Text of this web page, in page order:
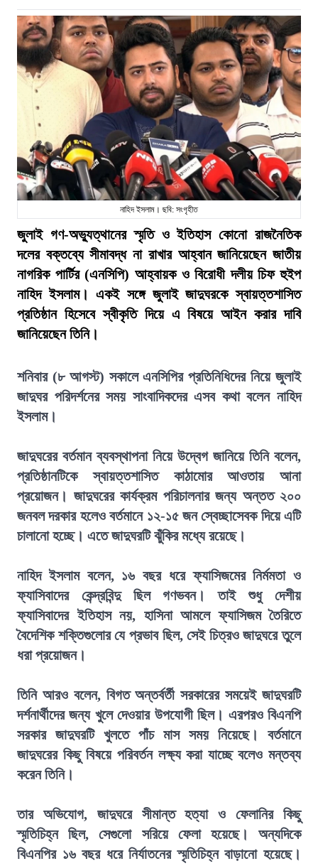
নাহিদ ইসলাম। ছবি: সংগৃহীত
জুলাই গণ-অভ্যুত্থানের স্মৃতি ও ইতিহাস কোনো রাজনৈতিক
দলের বক্তব্যে সীমাবদ্ধ না রাখার আহ্বান জানিয়েছেন জাতীয়
নাগরিক পার্টির (এনসিপি) আহ্বায়ক ও বিরোধী দলীয় চিফ হুইপ
নাহিদ ইসলাম। একই সঙ্গে জুলাই জাদুঘরকে স্বায়ত্তশাসিত
প্রতিষ্ঠান হিসেবে স্বীকৃতি দিয়ে এ বিষয়ে আইন করার দাবি
জানিয়েছেন তিনি।
শনিবার (৮ আগস্ট) সকালে এনসিপির প্রতিনিধিদের নিয়ে জুলাই
জাদুঘর পরিদর্শনের সময় সাংবাদিকদের এসব কথা বলেন নাহিদ
ইসলাম।
জাদুঘরের বর্তমান ব্যবস্থাপনা নিয়ে উদ্বেগ জানিয়ে তিনি বলেন,
প্রতিষ্ঠানটিকে স্বায়ত্তশাসিত কাঠামোর আওতায় আনা
প্রয়োজন। জাদুঘরের কার্যক্রম পরিচালনার জন্য অন্তত ২০০
জনবল দরকার হলেও বর্তমানে ১২-১৫ জন স্বেচ্ছাসেবক দিয়ে এটি
চালানো হচ্ছে। এতে জাদুঘরটি ঝুঁকির মধ্যে রয়েছে।
নাহিদ ইসলাম বলেন, ১৬ বছর ধরে ফ্যাসিজমের নির্মমতা ও
ফ্যাসিবাদের কেন্দ্রবিন্দু ছিল গণভবন। তাই শুধু দেশীয়
ফ্যাসিবাদের ইতিহাস নয়, হাসিনা আমলে ফ্যাসিজম তৈরিতে
বৈদেশিক শক্তিগুলোর যে প্রভাব ছিল, সেই চিত্রও জাদুঘরে তুলে
ধরা প্রয়োজন।
তিনি আরও বলেন, বিগত অন্তর্বর্তী সরকারের সময়েই জাদুঘরটি
দর্শনার্থীদের জন্য খুলে দেওয়ার উপযোগী ছিল। এরপরও বিএনপি
সরকার জাদুঘরটি খুলতে পাঁচ মাস সময় নিয়েছে। বর্তমানে
জাদুঘরের কিছু বিষয়ে পরিবর্তন লক্ষ্য করা যাচ্ছে বলেও মন্তব্য
করেন তিনি।
তার অভিযোগ, জাদুঘরে সীমান্ত হত্যা ও ফেলানির কিছু
স্মৃতিচিহ্ন ছিল, সেগুলো সরিয়ে ফেলা হয়েছে। অন্যদিকে
বিএনপির ১৬ বছর ধরে নির্যাতনের স্মৃতিচিহ্ন বাড়ানো হয়েছে।